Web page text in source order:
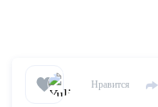
Нравится